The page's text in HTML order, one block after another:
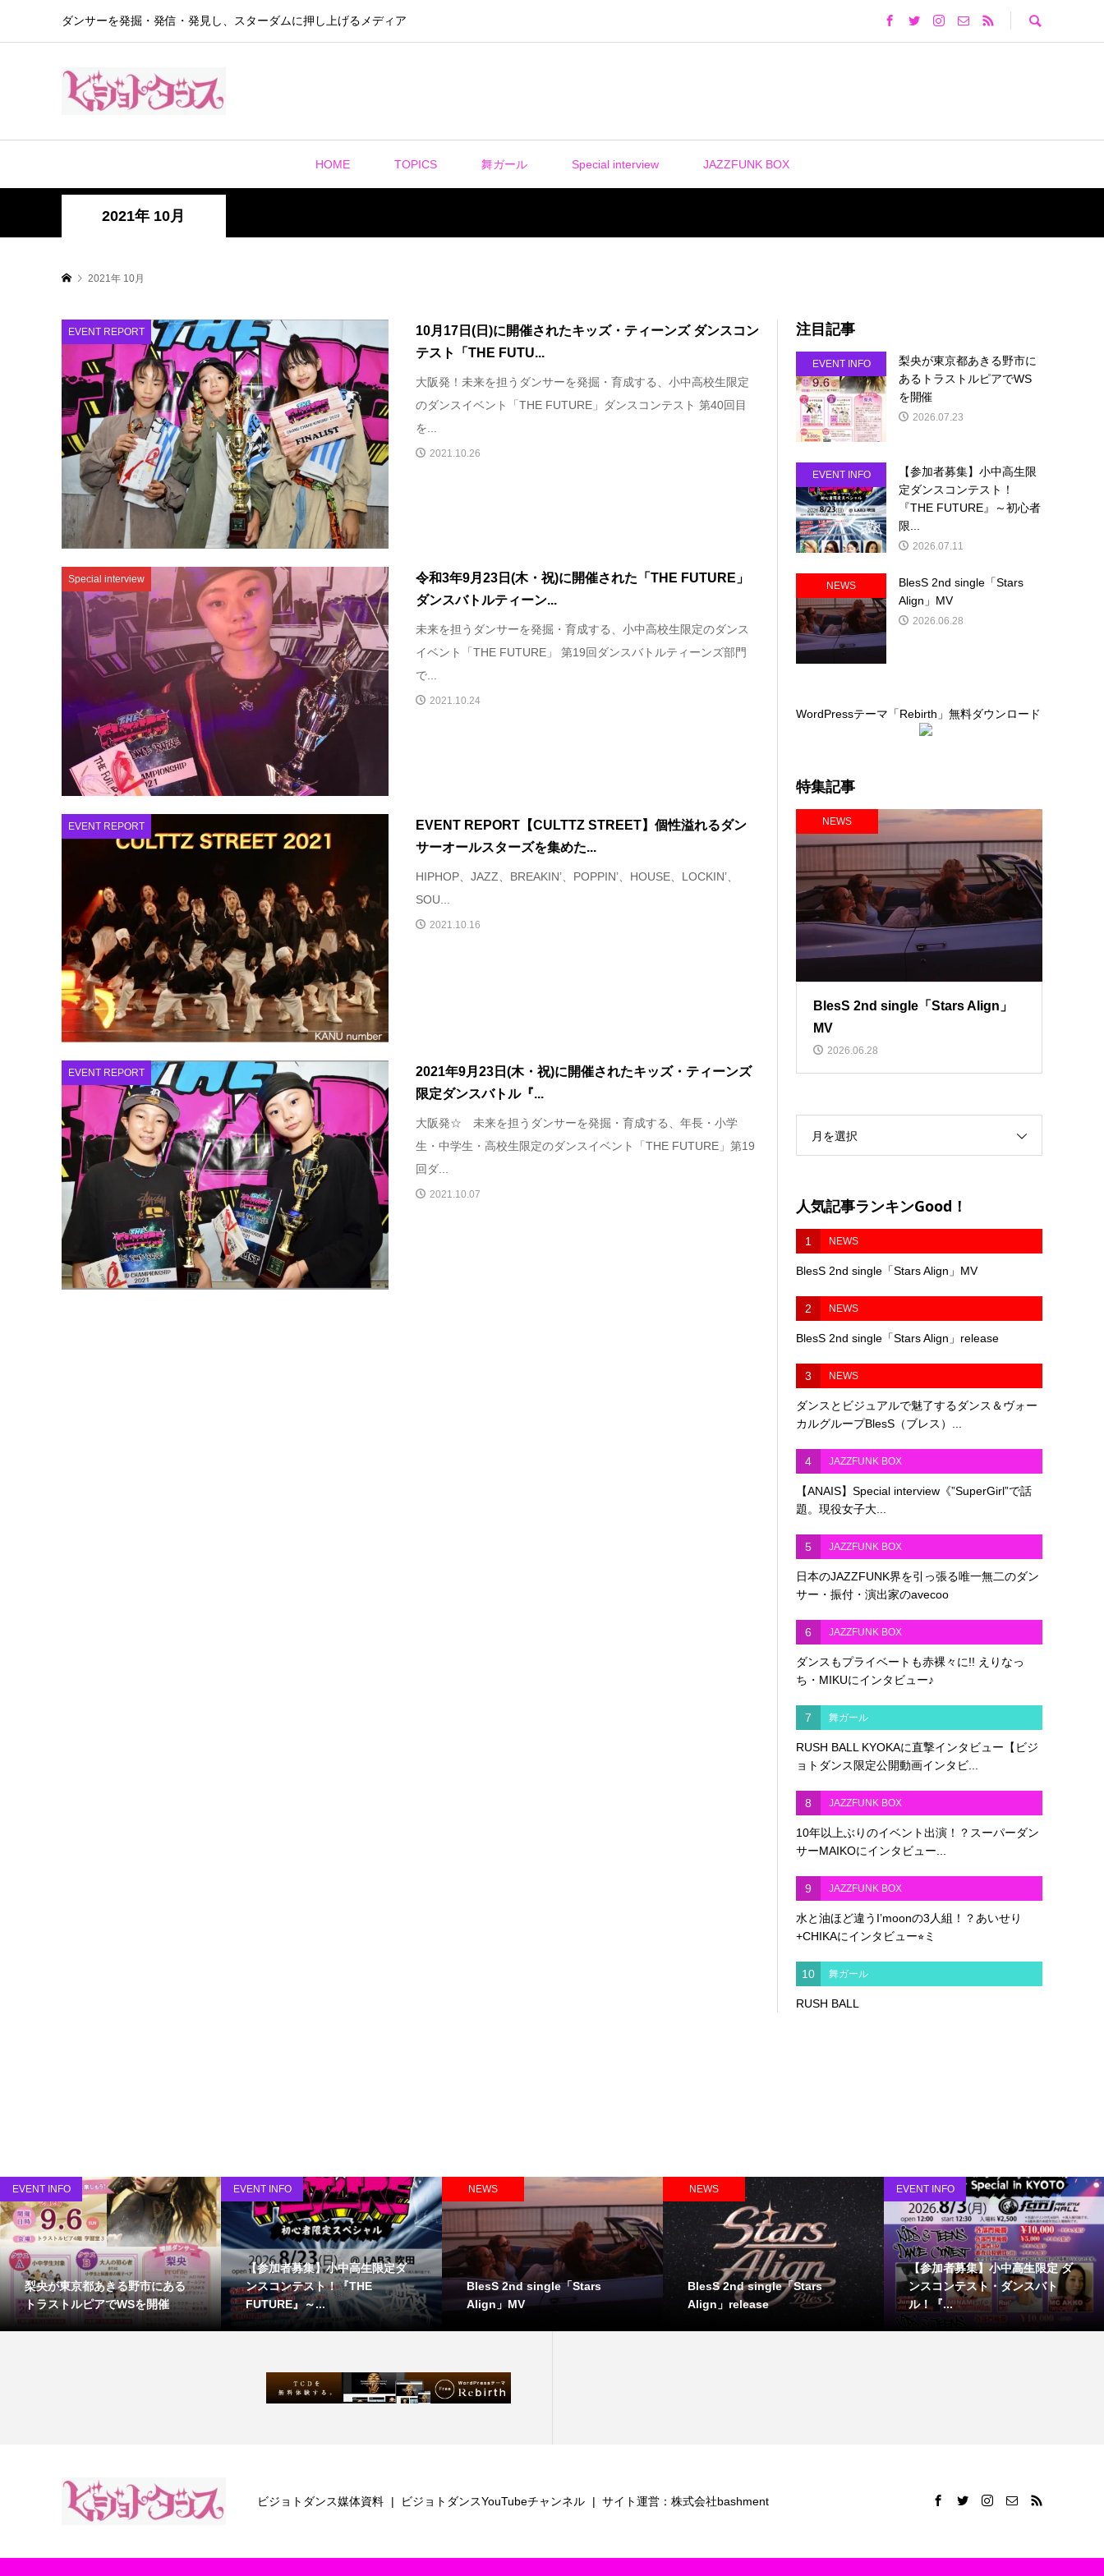
ダンサーを発掘・発信・発見し、スターダムに押し上げるメディア
HOME TOPICS 舞ガール Special interview JAZZFUNK BOX
2021年 10月
2021年 10月
EVENT REPORT
10月17日(日)に開催されたキッズ・ティーンズ ダンスコン
テスト「THE FUTU...
大阪発！未来を担うダンサーを発掘・育成する、小中高校生限定
のダンスイベント「THE FUTURE」ダンスコンテスト 第40回目
を...
2021.10.26
Special interview
令和3年9月23日(木・祝)に開催された「THE FUTURE」
ダンスバトルティーン...
未来を担うダンサーを発掘・育成する、小中高校生限定のダンス
イベント「THE FUTURE」 第19回ダンスバトルティーンズ部門
で...
2021.10.24
EVENT REPORT
EVENT REPORT【CULTTZ STREET】個性溢れるダン
サーオールスターズを集めた...
HIPHOP、JAZZ、BREAKIN’、POPPIN’、HOUSE、LOCKIN’、
SOU...
2021.10.16
EVENT REPORT
2021年9月23日(木・祝)に開催されたキッズ・ティーンズ
限定ダンスバトル『...
大阪発☆ 未来を担うダンサーを発掘・育成する、年長・小学
生・中学生・高校生限定のダンスイベント「THE FUTURE」第19
回ダ...
2021.10.07
注目記事
EVENT INFO
梨央が東京都あきる野市に
あるトラストルピアでWS
を開催
2026.07.23
EVENT INFO
【参加者募集】小中高生限
定ダンスコンテスト！
『THE FUTURE』～初心者
限...
2026.07.11
NEWS
BlesS 2nd single「Stars
Align」MV
2026.06.28
WordPressテーマ「Rebirth」無料ダウンロード
特集記事
NEWS
BlesS 2nd single「Stars Align」
MV
2026.06.28
月を選択
人気記事ランキンGood！
1 NEWS
BlesS 2nd single「Stars Align」MV
2 NEWS
BlesS 2nd single「Stars Align」release
3 NEWS
ダンスとビジュアルで魅了するダンス＆ヴォー
カルグループBlesS（ブレス）...
4 JAZZFUNK BOX
【ANAIS】Special interview《”SuperGirl”で話
題。現役女子大...
5 JAZZFUNK BOX
日本のJAZZFUNK界を引っ張る唯一無二のダン
サー・振付・演出家のavecoo
6 JAZZFUNK BOX
ダンスもプライベートも赤裸々に!! えりなっ
ち・MIKUにインタビュー♪
7 舞ガール
RUSH BALL KYOKAに直撃インタビュー【ビジ
ョトダンス限定公開動画インタビ...
8 JAZZFUNK BOX
10年以上ぶりのイベント出演！？スーパーダン
サーMAIKOにインタビュー...
9 JAZZFUNK BOX
水と油ほど違うI’moonの3人組！？あいせり
+CHIKAにインタビュー⭐︎ミ
10 舞ガール
RUSH BALL
EVENT INFO
梨央が東京都あきる野市にある
トラストルピアでWSを開催
EVENT INFO
【参加者募集】小中高生限定ダ
ンスコンテスト！『THE
FUTURE』～...
NEWS
BlesS 2nd single「Stars
Align」MV
NEWS
BlesS 2nd single「Stars
Align」release
EVENT INFO
【参加者募集】小中高生限定 ダ
ンスコンテスト・ダンスバト
ル！『...
ビジョトダンス媒体資料 ビジョトダンスYouTubeチャンネル サイト運営：株式会社bashment